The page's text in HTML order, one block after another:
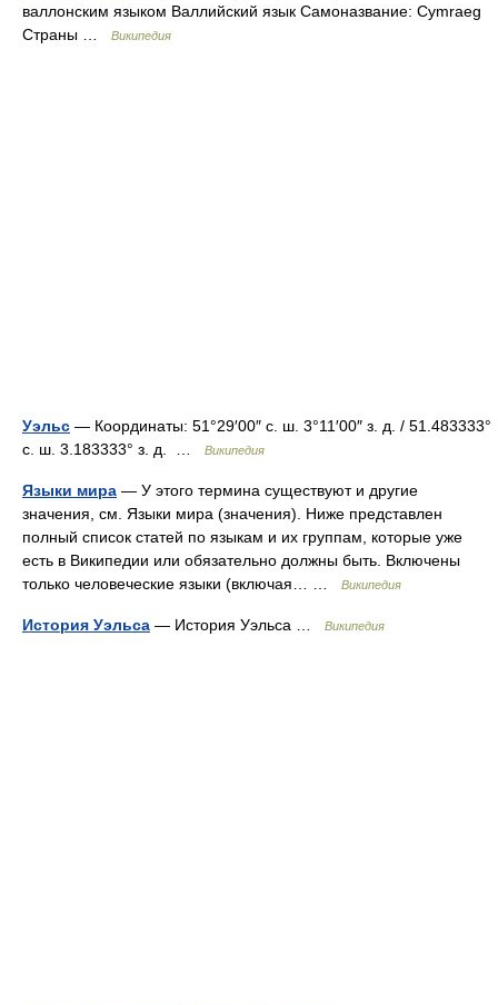
валлонским языком Валлийский язык Самоназвание: Cymraeg
Страны …
Википедия
Уэльс — Координаты: 51°29′00″ с. ш. 3°11′00″ з. д. / 51.483333°
с. ш. 3.183333° з. д. …
Википедия
Языки мира — У этого термина существуют и другие
значения, см. Языки мира (значения). Ниже представлен
полный список статей по языкам и их группам, которые уже
есть в Википедии или обязательно должны быть. Включены
только человеческие языки (включая… …
Википедия
История Уэльса — История Уэльса … Википедия